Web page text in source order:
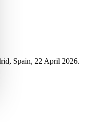
Spain, 22 April 2026.